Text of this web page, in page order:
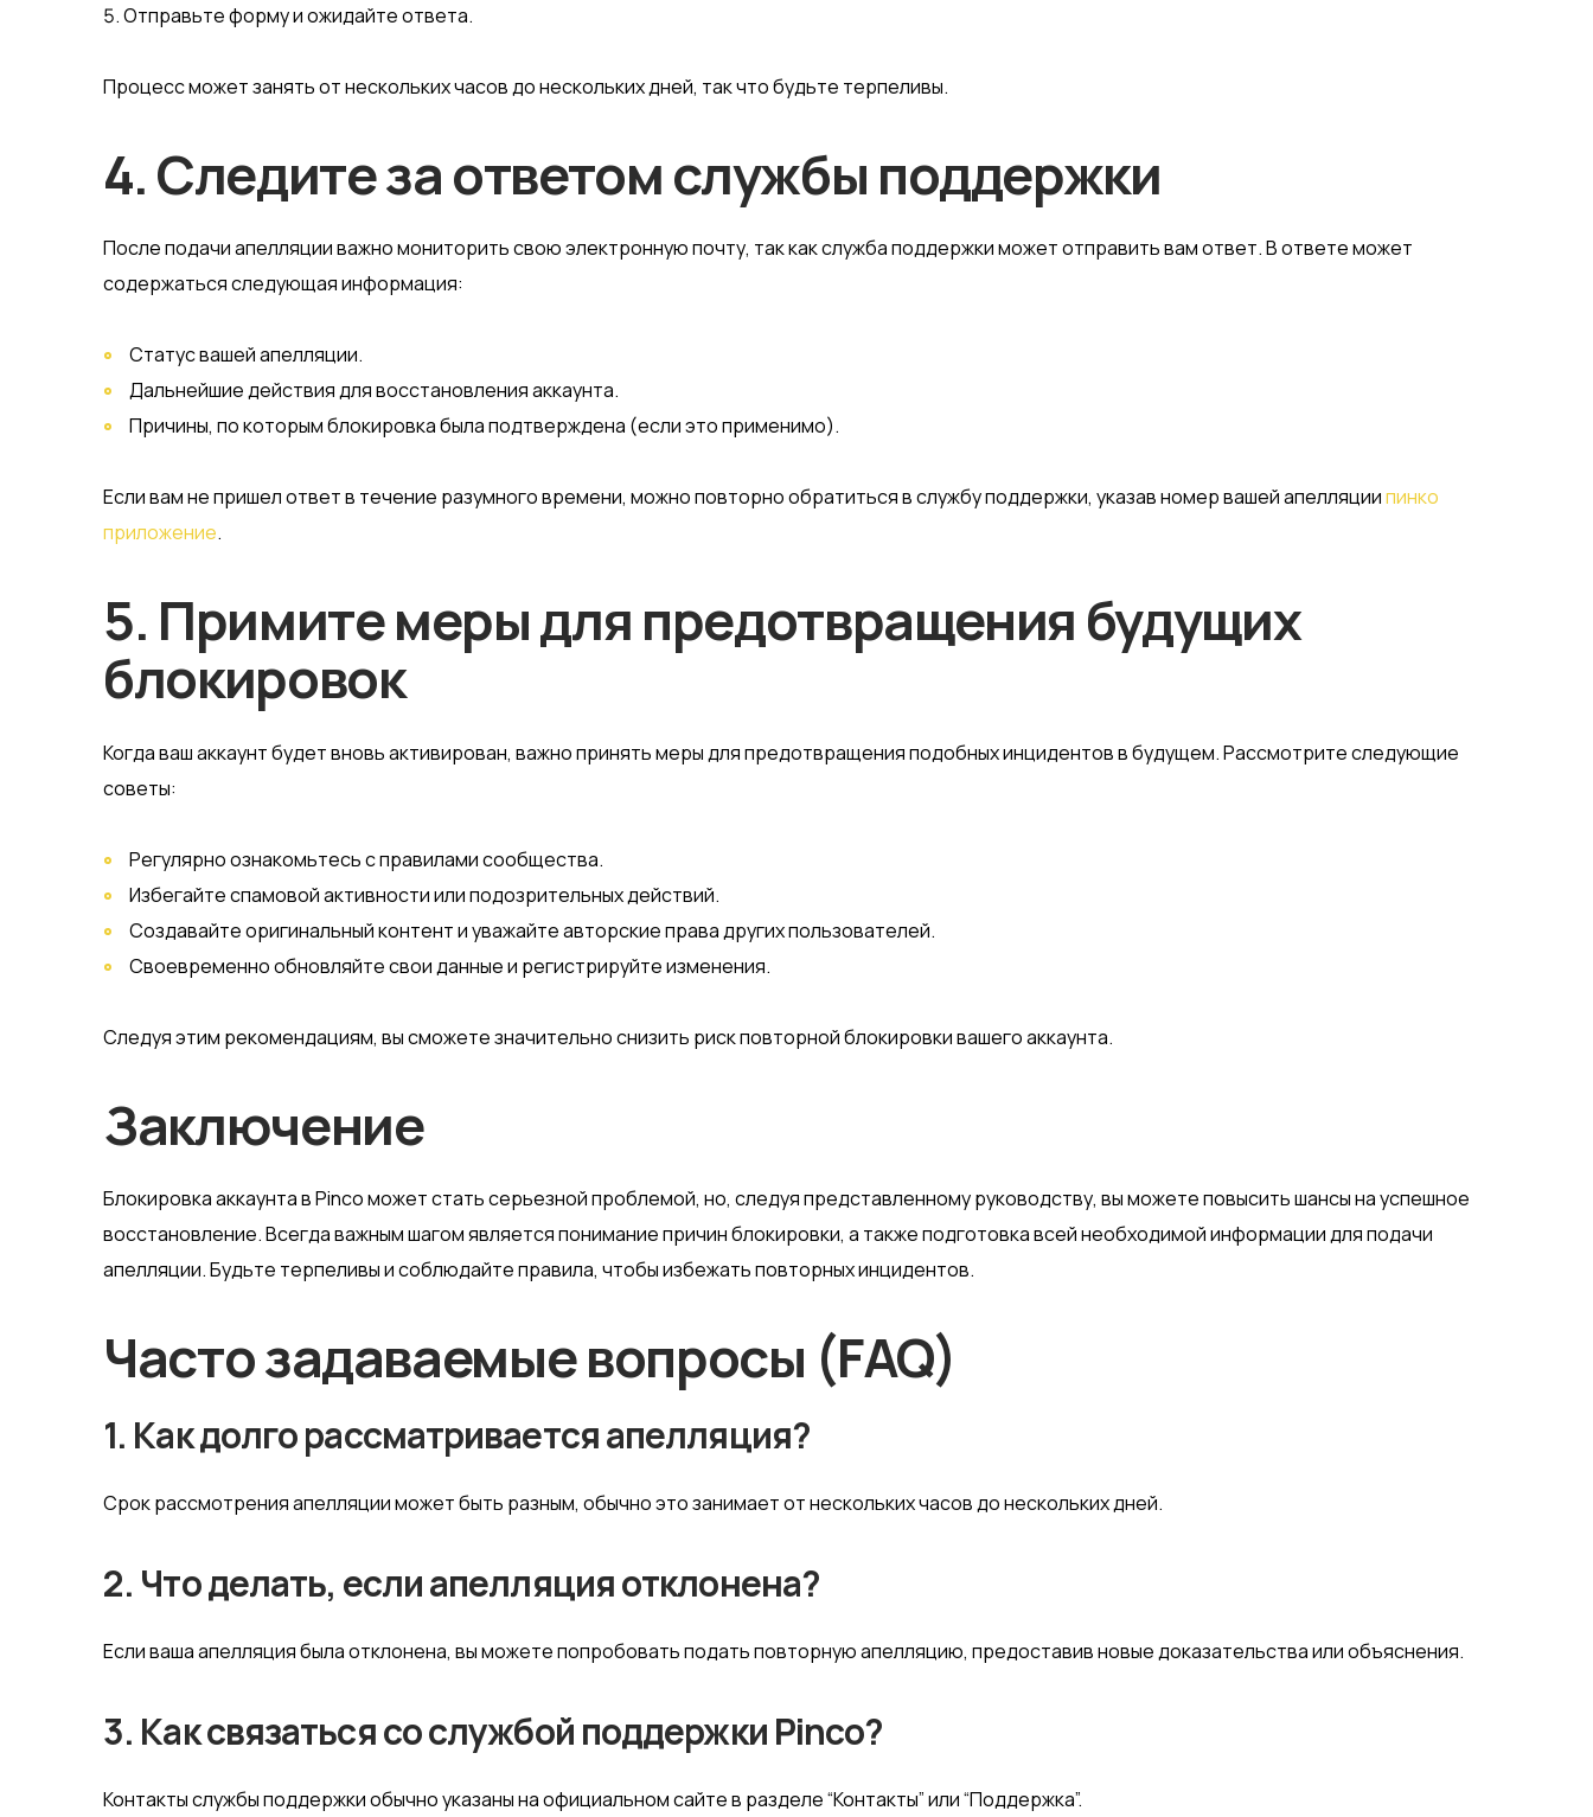
Отправьте форму и ожидайте ответа.
Процесс может занять от нескольких часов до нескольких дней, так что будьте терпеливы.
4. Следите за ответом службы поддержки
После подачи апелляции важно мониторить свою электронную почту, так как служба поддержки может отправить вам ответ. В ответе может
содержаться следующая информация:
Статус вашей апелляции.
Дальнейшие действия для восстановления аккаунта.
Причины, по которым блокировка была подтверждена (если это применимо).
Если вам не пришел ответ в течение разумного времени, можно повторно обратиться в службу поддержки, указав номер вашей апелляциипинко
приложение.
5. Примите меры для предотвращения будущих
блокировок
Когда ваш аккаунт будет вновь активирован, важно принять меры для предотвращения подобных инцидентов в будущем. Рассмотрите следующие
советы:
Регулярно ознакомьтесь с правилами сообщества.
Избегайте спамовой активности или подозрительных действий.
Создавайте оригинальный контент и уважайте авторские права других пользователей.
Своевременно обновляйте свои данные и регистрируйте изменения.
Следуя этим рекомендациям, вы сможете значительно снизить риск повторной блокировки вашего аккаунта.
Заключение
Блокировка аккаунта в Pinco может стать серьезной проблемой, но, следуя представленному руководству, вы можете повысить шансы на успешное
восстановление. Всегда важным шагом является понимание причин блокировки, а также подготовка всей необходимой информации для подачи
апелляции. Будьте терпеливы и соблюдайте правила, чтобы избежать повторных инцидентов.
Часто задаваемые вопросы (FAQ)
1. Как долго рассматривается апелляция?
Срок рассмотрения апелляции может быть разным, обычно это занимает от нескольких часов до нескольких дней.
2. Что делать, если апелляция отклонена?
Если ваша апелляция была отклонена, вы можете попробовать подать повторную апелляцию, предоставив новые доказательства или объяснения.
3. Как связаться со службой поддержки Pinco?
Контакты службы поддержки обычно указаны на официальном сайте в разделе “Контакты” или “Поддержка”.